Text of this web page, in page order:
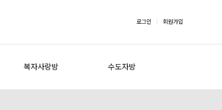
로그인 회원가입
복자사랑방 수도자방